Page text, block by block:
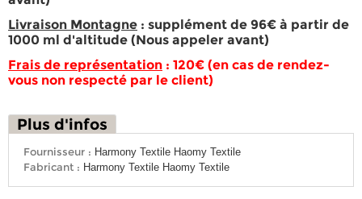
Livraison Montagne : supplément de 96€ à partir de
1000 ml d'altitude (Nous appeler avant)
Frais de représentation : 120€ (en cas de rendez-
vous non respecté par le client)
Plus d'infos
Fournisseur : Harmony Textile Haomy Textile
Fabricant : Harmony Textile Haomy Textile